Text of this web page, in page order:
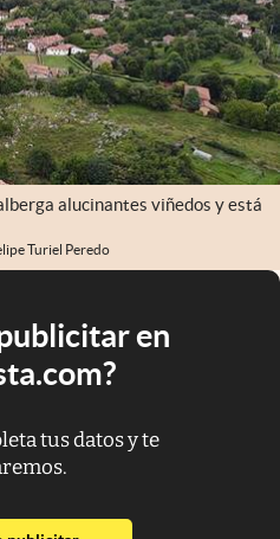
alucinantes viñedos y está
Turiel Peredo
en
tus datos y te